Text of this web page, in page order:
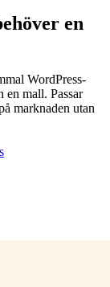
en
WordPress-
en mall. Passar
marknaden utan